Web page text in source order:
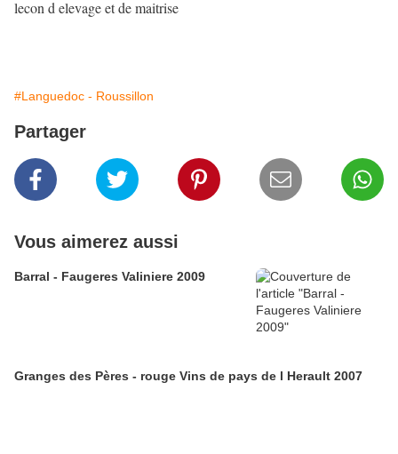
lecon d elevage et de maitrise
#Languedoc - Roussillon
Partager
Vous aimerez aussi
Barral - Faugeres Valiniere 2009
Granges des Pères - rouge Vins de pays de l Herault 2007